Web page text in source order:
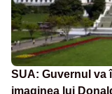
SUA: Guvernul va
imaginea lui